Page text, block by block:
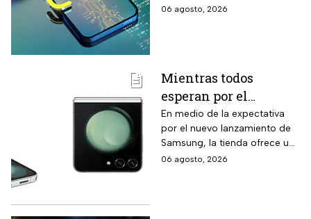
remota; debes tener activada
06 agosto, 2026
Mientras todos
esperan por el
Samsung Z Flip8,
Liverpool rebaja y
remata el Galaxy Z
Flip5 de 256GB a tres
En medio de la expectativa
por el nuevo lanzamiento de
Samsung, la tienda ofrece un
modelo anterior a un precio
06 agosto, 2026